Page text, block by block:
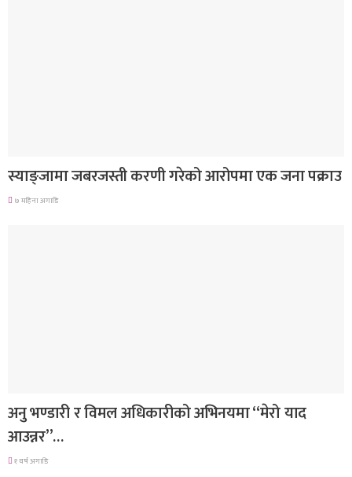
स्याङ्जामा जबरजस्ती करणी गरेको आरोपमा एक जना पक्राउ
७ महिना अगाडि
अनु भण्डारी र विमल अधिकारीको अभिनयमा “मेरो याद
आउन्नर”…
१ वर्ष अगाडि